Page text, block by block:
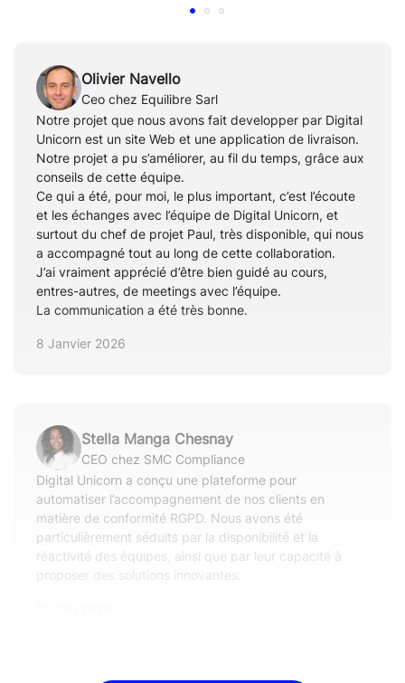
Olivier Navello
Ceo chez Equilibre Sarl
Notre projet que nous avons fait developper par Digital
Unicorn est un site Web et une application de livraison.
Notre projet a pu s’améliorer, au fil du temps, grâce aux
conseils de cette équipe.
Ce qui a été, pour moi, le plus important, c’est l’écoute
et les échanges avec l’équipe de Digital Unicorn, et
surtout du chef de projet Paul, très disponible, qui nous
a accompagné tout au long de cette collaboration.
J’ai vraiment apprécié d’être bien guidé au cours,
entres-autres, de meetings avec l’équipe.
La communication a été très bonne.
8 Janvier 2026
Stella Manga Chesnay
CEO chez SMC Compliance
Digital Unicorn a conçu une plateforme pour
automatiser l’accompagnement de nos clients en
matière de conformité RGPD. Nous avons été
particulièrement séduits par la disponibilité et la
réactivité des équipes, ainsi que par leur capacité à
proposer des solutions innovantes.